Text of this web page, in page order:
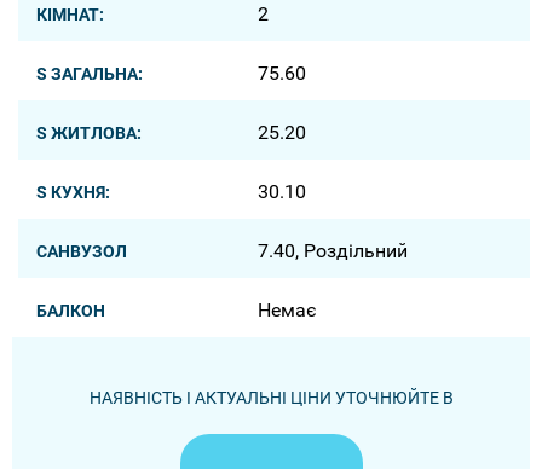
КІМНАТ: 2
S ЗАГАЛЬНА: 75.60
S ЖИТЛОВА: 25.20
S КУХНЯ: 30.10
САНВУЗОЛ 7.40, Роздільний
БАЛКОН Немає
НАЯВНІСТЬ І АКТУАЛЬНІ ЦІНИ УТОЧНЮЙТЕ В